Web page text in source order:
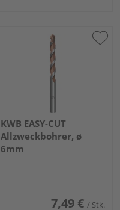
KWB EASY-CUT
Allzweckbohrer, ø
6mm
7,49 € / Stk.